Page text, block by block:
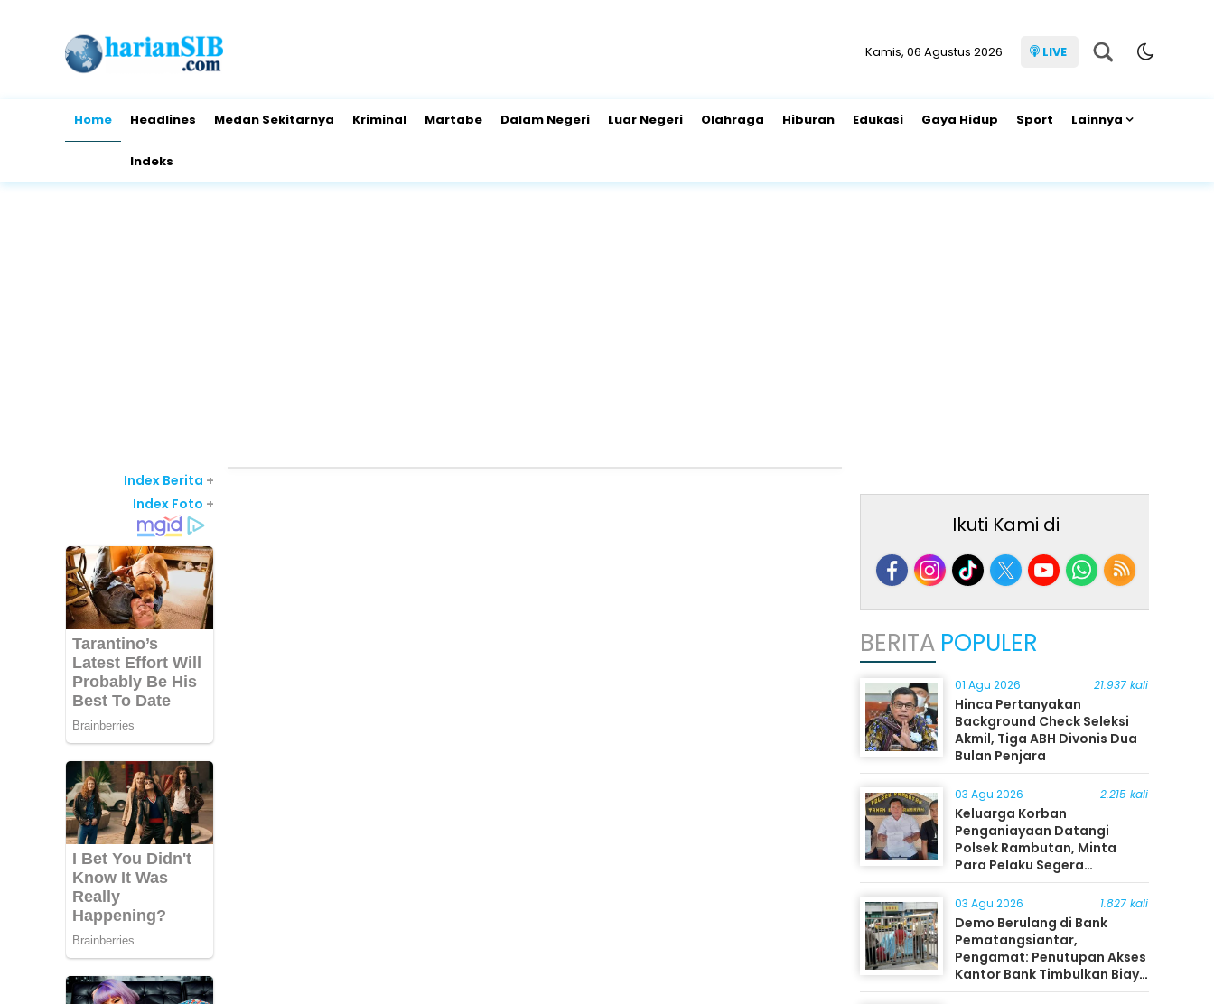
Kamis, 06 Agustus 2026 LIVE
Home Headlines Medan Sekitarnya Kriminal Martabe Dalam Negeri Luar Negeri Olahraga Hiburan Edukasi Gaya Hidup Sport Lainnya
Indeks
Index Berita +
Index Foto +
Ikuti Kami di
BERITA POPULER
01 Agu 2026 21.937 kali
Hinca Pertanyakan
Background Check Seleksi
Akmil, Tiga ABH Divonis Dua
Bulan Penjara
03 Agu 2026 2.215 kali
Keluarga Korban
Penganiayaan Datangi
Polsek Rambutan, Minta
Para Pelaku Segera
Ditangkap
03 Agu 2026 1.827 kali
Demo Berulang di Bank
Pematangsiantar,
Pengamat: Penutupan Akses
Kantor Bank Timbulkan Biaya
Ekonomi bagi Masyarakat